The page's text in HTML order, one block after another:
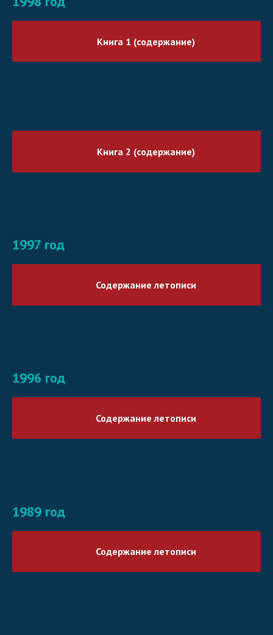
Книга 1 (содержание)
Книга 2 (содержание)
1997 год
Содержание летописи
1996 год
Содержание летописи
1989 год
Содержание летописи